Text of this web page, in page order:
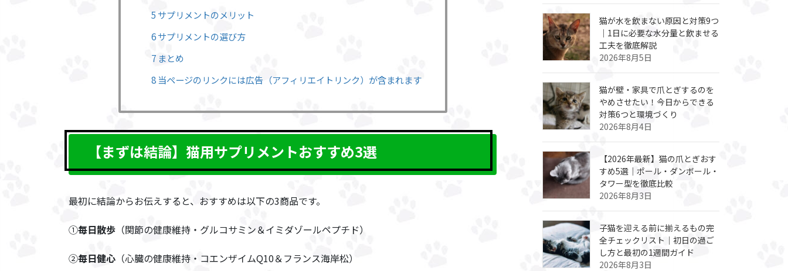
5 サプリメントのメリット
6 サプリメントの選び方
7 まとめ
8 当ページのリンクには広告（アフィリエイトリンク）が含まれます
【まずは結論】猫用サプリメントおすすめ3選
最初に結論からお伝えすると、おすすめは以下の3商品です。
①毎日散歩 （関節の健康維持・グルコサミン＆イミダゾールペプチド）
②毎日健心 （心臓の健康維持・コエンザイムQ10＆フランス海岸松）
猫が水を飲まない原因と対策9つ
｜1日に必要な水分量と飲ませる
工夫を徹底解説
2026年8月5日
猫が壁・家具で爪とぎするのを
やめさせたい！今日からできる
対策6つと環境づくり
2026年8月4日
【2026年最新】猫の爪とぎおす
すめ5選｜ポール・ダンボール・
タワー型を徹底比較
2026年8月3日
子猫を迎える前に揃えるもの完
全チェックリスト｜初日の過ご
し方と最初の1週間ガイド
2026年8月3日